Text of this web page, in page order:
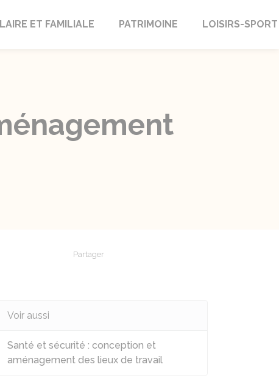
ET FAMILIALE PATRIMOINE LOISIRS-SPORT
Partager
Voir aussi
Santé et sécurité : conception et
aménagement des lieux de travail